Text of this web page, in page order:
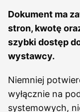
Dokument ma
stron, kwotę
szybki dostęp
wystawcy.
Niemniej
wyłącznie na
systemowych,